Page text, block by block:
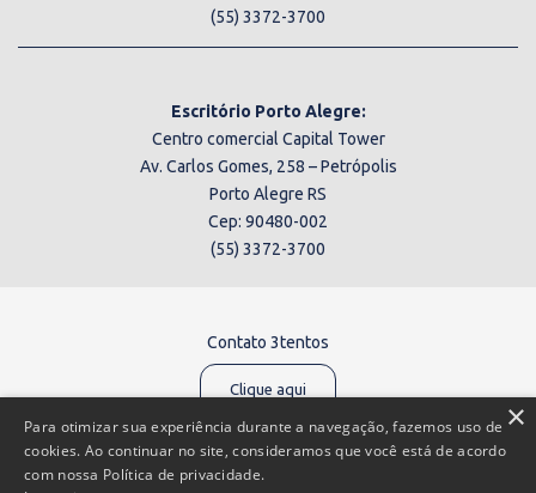
(55) 3372-3700
Escritório Porto Alegre:
Centro comercial Capital Tower
Av. Carlos Gomes, 258 – Petrópolis
Porto Alegre RS
Cep: 90480-002
(55) 3372-3700
Contato 3tentos
Clique aqui
×
Para otimizar sua experiência durante a navegação, fazemos uso de
cookies. Ao continuar no site, consideramos que você está de acordo
com nossa Política de privacidade.